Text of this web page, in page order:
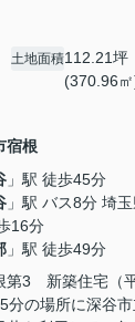
土地面積112.21坪
(370.96
宿根
」駅 徒歩45分
」駅 バス8分 埼
16分
」駅 徒歩49分
第3 新築住宅（
分の場所に深谷